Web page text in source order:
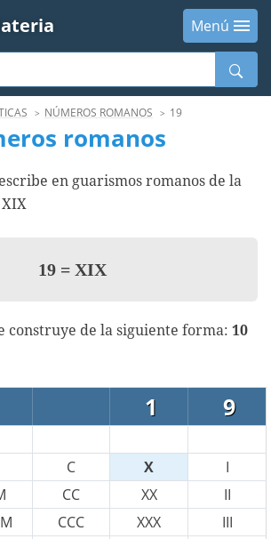
Menú
NÚMEROS ROMANOS 19
romanos
en guarismos romanos de la
19 =XIX
construye de la siguiente forma: 10
1 9
C X
I
CC XX
II
CCC XXX
III